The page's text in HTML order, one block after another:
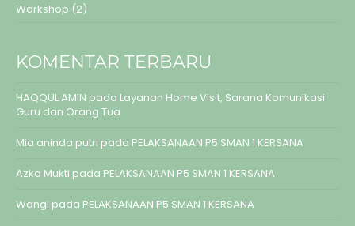
Workshop (2)
KOMENTAR TERBARU
HAQQUL AMIN pada Layanan Home Visit, Sarana Komunikasi
Guru dan Orang Tua
Mia aninda putri pada PELAKSANAAN P5 SMAN 1 KERSANA
Azka Mukti pada PELAKSANAAN P5 SMAN 1 KERSANA
Wangi pada PELAKSANAAN P5 SMAN 1 KERSANA